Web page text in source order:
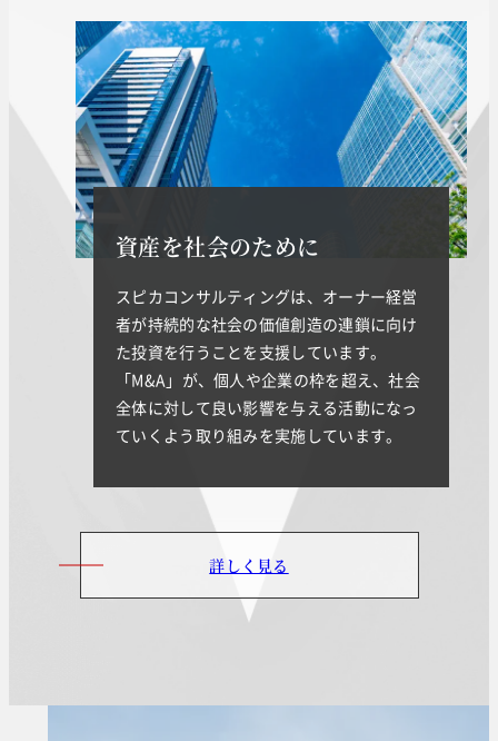
資産を社会のために
スピカコンサルティングは、オーナー経営
者が持続的な社会の価値創造の連鎖に向け
た投資を行うことを支援しています。
「M&A」が、個人や企業の枠を超え、社会
全体に対して良い影響を与える活動になっ
ていくよう取り組みを実施しています。
詳しく見る